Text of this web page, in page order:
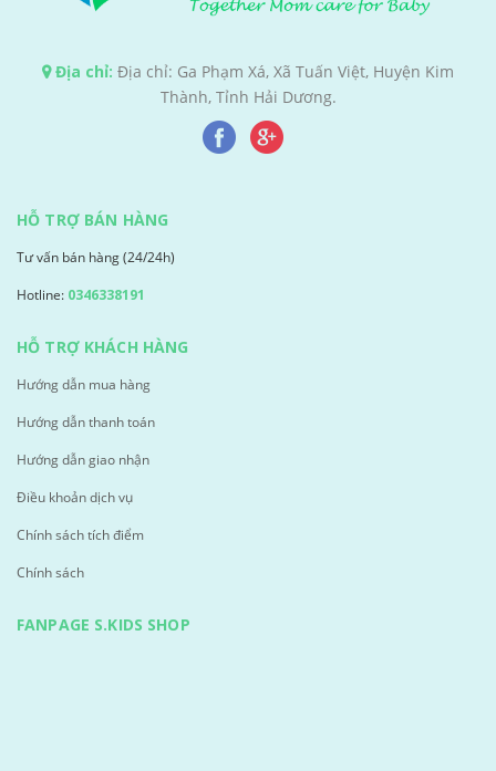
Địa chỉ: Địa chỉ: Ga Phạm Xá, Xã Tuấn Việt, Huyện Kim
Thành, Tỉnh Hải Dương.
HỖ TRỢ BÁN HÀNG
Tư vấn bán hàng (24/24h)
Hotline: 0346338191
HỖ TRỢ KHÁCH HÀNG
Hướng dẫn mua hàng
Hướng dẫn thanh toán
Hướng dẫn giao nhận
Điều khoản dịch vụ
Chính sách tích điểm
Chính sách
FANPAGE S.KIDS SHOP